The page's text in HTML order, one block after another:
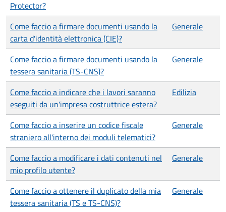
Protector?
Come faccio a firmare documenti usando la
carta d'identità elettronica (CIE)?
Generale
Come faccio a firmare documenti usando la
tessera sanitaria (TS-CNS)?
Generale
Come faccio a indicare che i lavori saranno
eseguiti da un'impresa costruttrice estera?
Edilizia
Come faccio a inserire un codice fiscale
straniero all'interno dei moduli telematici?
Generale
Come faccio a modificare i dati contenuti nel
mio profilo utente?
Generale
Come faccio a ottenere il duplicato della mia
tessera sanitaria (TS e TS-CNS)?
Generale